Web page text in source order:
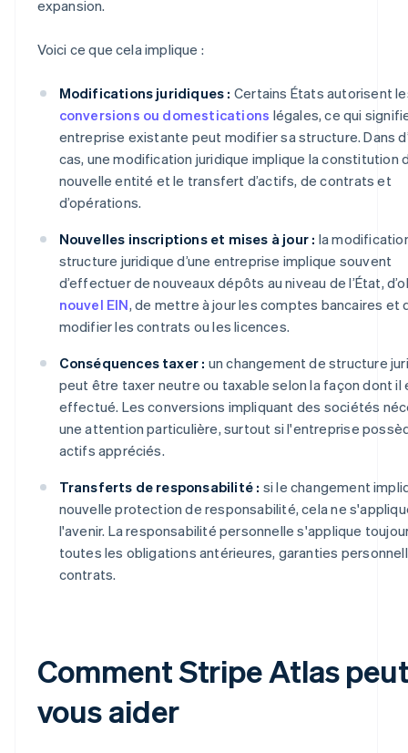
expansion.
Voici ce que cela implique :
Modifications juridiques : Certains États autorisent
conversions ou domestications légales, ce qui
entreprise existante peut modifier sa structure. Dans
cas, une modification juridique implique la constitution
nouvelle entité et le transfert d’actifs, de contrats et
d’opérations.
Nouvelles inscriptions et mises à jour : la
structure juridique d’une entreprise implique souvent
d’effectuer de nouveaux dépôts au niveau de l’État,
nouvel EIN, de mettre à jour les comptes bancaires et
modifier les contrats ou les licences.
Conséquences taxer : un changement de structure
peut être taxer neutre ou taxable selon la façon dont il
effectué. Les conversions impliquant des sociétés
une attention particulière, surtout si l'entreprise
actifs appréciés.
Transferts de responsabilité : si le changement
nouvelle protection de responsabilité, cela ne
l'avenir. La responsabilité personnelle s'applique
toutes les obligations antérieures, garanties
contrats.
Comment Stripe Atlas
vous aider